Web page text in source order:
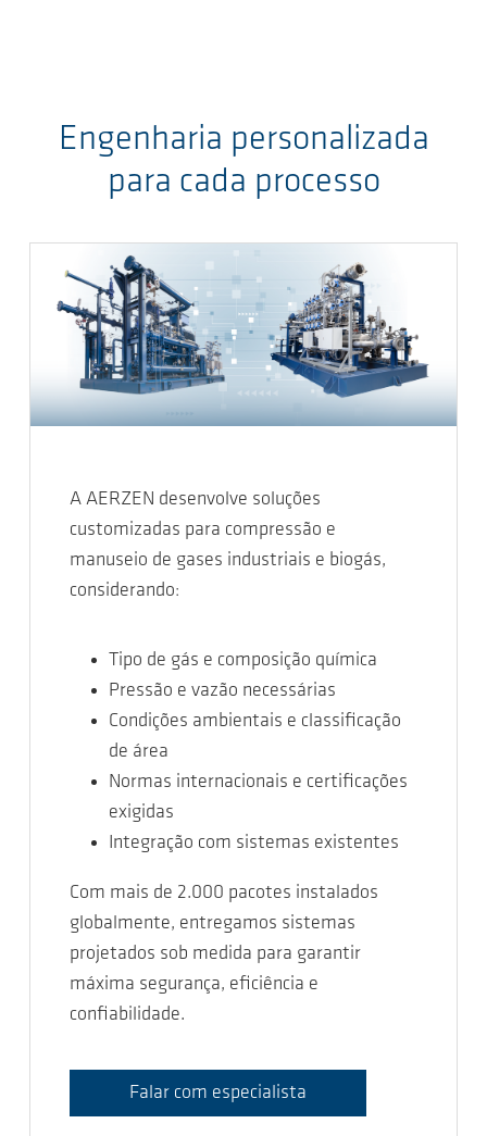
Engenharia personalizada
para cada processo
A AERZEN desenvolve soluções
customizadas para compressão e
manuseio de gases industriais e biogás,
considerando:
Tipo de gás e composição química
Pressão e vazão necessárias
Condições ambientais e classificação
de área
Normas internacionais e certificações
exigidas
Integração com sistemas existentes
Com mais de 2.000 pacotes instalados
globalmente, entregamos sistemas
projetados sob medida para garantir
máxima segurança, eficiência e
confiabilidade.
Falar com especialista